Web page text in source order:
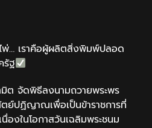
พ่… เราคือผู้ผลิตสิ่งพิมพ์ปลอด
รัฐ
มิต จัดพิธีลงนามถวายพระพร
ย์ปฏิญาณเพื่อเป็นข้าราชการที่
งในโอกาสวันเฉลิมพระชนม